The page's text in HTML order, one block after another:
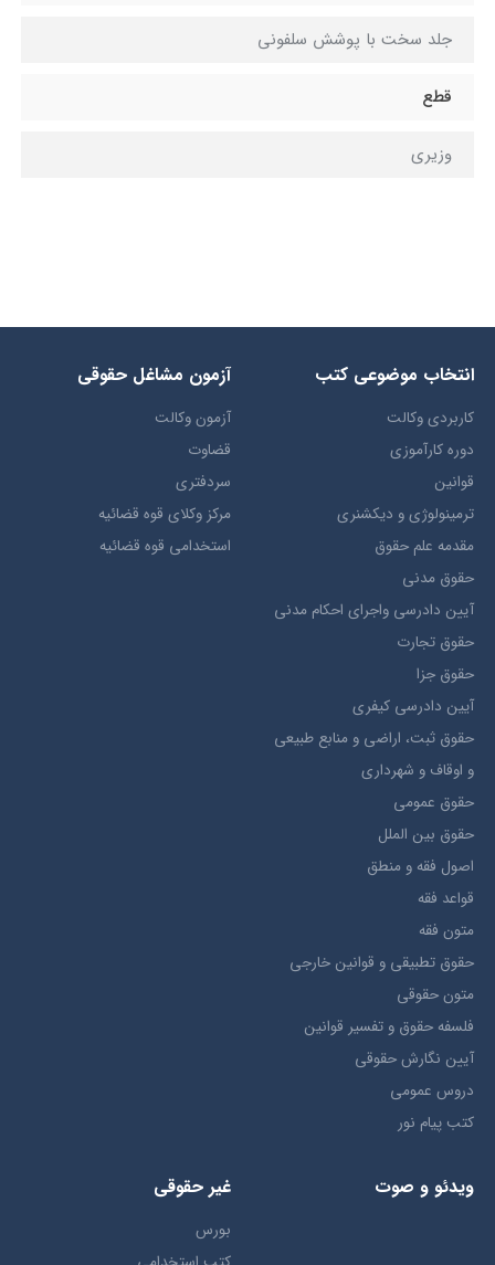
جلد سخت با پوشش سلفونی
قطع
وزیری
انتخاب​ موضوعي​ کتب
کاربردی وکالت
دوره کارآموزی
قوانین
ترمينولوژي و ديکشنري
مقدمه علم حقوق
حقوق مدني
آيين دادرسي ​واجراي ​احکام ​مدني
حقوق تجارت
حقوق جزا
آيین دادرسی کیفری
حقوق ثبت، اراضي و منابع طبيعي
و اوقاف و شهرداری
حقوق عمومی
حقوق بين الملل
اصول فقه و منطق
قواعد فقه
متون فقه
حقوق تطبيقي و قوانین خارجی
متون حقوقي
فلسفه حقوق و تفسیر قوانین
آیین نگارش حقوقی
دروس عمومی
کتب پیام نور
آزمون مشاغل حقوقی
آزمون وکالت
قضاوت
سردفتری
مرکز وکلای قوه قضائیه
استخدامی قوه قضائیه
ویدئو و صوت غیر حقوقی
بورس